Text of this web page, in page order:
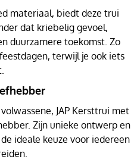
materiaal, biedt deze trui
dat kriebelig gevoel,
duurzamere toekomst. Zo
terwijl je ook iets
JAP Kersttrui met
Zijn unieke ontwerp en
ideale keuze voor iedereen